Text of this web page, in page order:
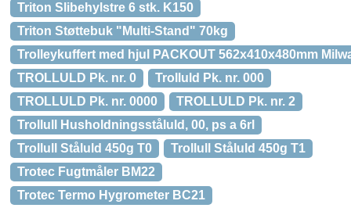
Triton Slibehylstre 6 stk. K150
Triton Støttebuk "Multi-Stand" 70kg
Trolleykuffert med hjul PACKOUT 562x410x480mm
TROLLULD Pk. nr. 0
Trolluld Pk. nr. 000
TROLLULD Pk. nr. 0000
TROLLULD Pk. nr. 2
Trollull Husholdningsståluld, 00, ps a 6rl
Trollull Ståluld 450g T0
Trollull Ståluld 450g T1
Trotec Fugtmåler BM22
Trotec Termo Hygrometer BC21